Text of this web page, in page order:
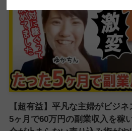
【超有益】平凡な主婦がビジ
5ヶ月で60万円の副業収入を稼